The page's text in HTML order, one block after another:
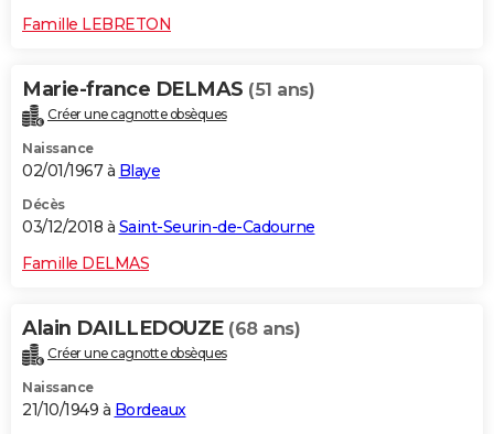
Famille LEBRETON
Marie-france DELMAS (51 ans)
Créer une cagnotte obsèques
Naissance
02/01/1967 à Blaye
Décès
03/12/2018 à Saint-Seurin-de-Cadourne
Famille DELMAS
Alain DAILLEDOUZE (68 ans)
Créer une cagnotte obsèques
Naissance
21/10/1949 à Bordeaux